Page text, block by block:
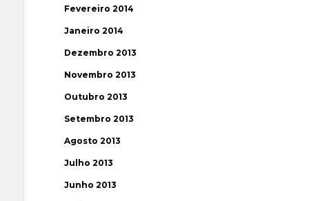
Fevereiro 2014
Janeiro 2014
Dezembro 2013
Novembro 2013
Outubro 2013
Setembro 2013
Agosto 2013
Julho 2013
Junho 2013